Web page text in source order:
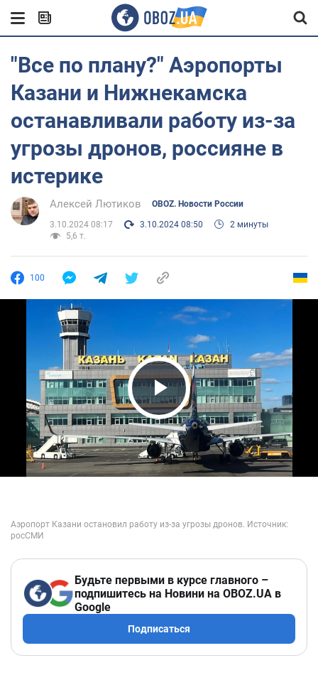
"Все по плану?" Аэропорты
Казани и Нижнекамска
останавливали работу из-за
угрозы дронов, россияне в
истерике
Алексей Лютиков OBOZ. Новости России
3.10.2024 08:17 3.10.2024 08:50
2 минуты
5,6 т.
100
Play Video
Будьте первыми в курсе главного –
подпишитесь на Новини на OBOZ.UA в
Google
Подписаться